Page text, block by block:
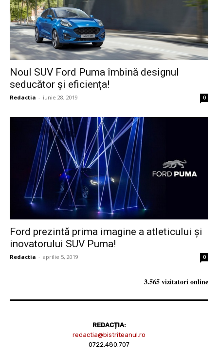
Noul SUV Ford Puma îmbină designul
seducător și eficiența!
Redactia - iunie 28, 2019 0
Ford prezintă prima imagine a atleticului și
inovatorului SUV Puma!
Redactia - aprilie 5, 2019 0
3.565 vizitatori online
REDACȚIA:
redactia@bistriteanul.ro
0722.480.707